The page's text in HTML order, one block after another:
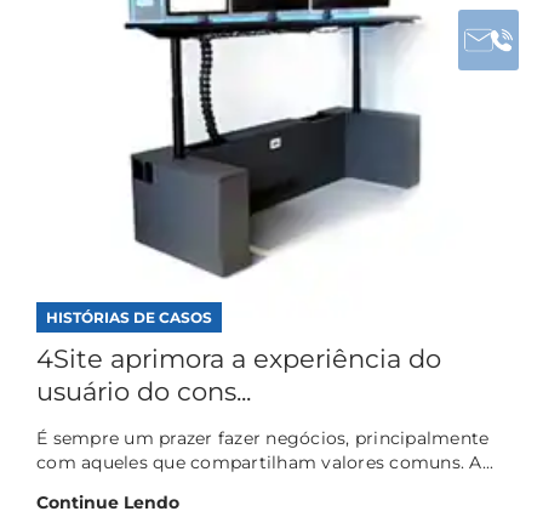
HISTÓRIAS DE CASOS
4Site aprimora a experiência do
usuário do cons...
É sempre um prazer fazer negócios, principalmente
com aqueles que compartilham valores comuns. A...
Continue Lendo